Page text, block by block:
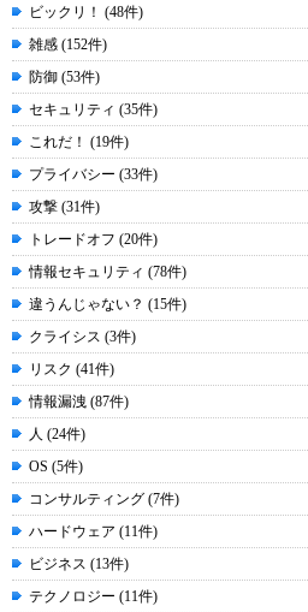
ビックリ！ (48件)
雑感 (152件)
防御 (53件)
セキュリティ (35件)
これだ！ (19件)
プライバシー (33件)
攻撃 (31件)
トレードオフ (20件)
情報セキュリティ (78件)
違うんじゃない？ (15件)
クライシス (3件)
リスク (41件)
情報漏洩 (87件)
人 (24件)
OS (5件)
コンサルティング (7件)
ハードウェア (11件)
ビジネス (13件)
テクノロジー (11件)